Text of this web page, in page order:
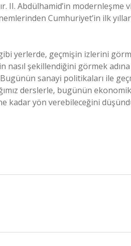
II. Abdülhamid’in
Cumhuriyet’in ilk
yerlerde, geçmişin izlerini
nasıl şekillendiğini görmek
sanayi politikaları ile
derslerle, bugünün
kadar yön verebileceğini